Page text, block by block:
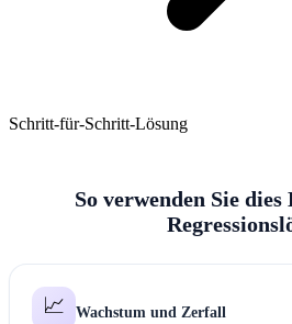
Schritt-für-Schritt-Lösung
So verwenden Sie
📈 Wachstum und Zerfall